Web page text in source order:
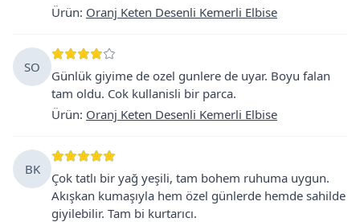
Ürün: Oranj Keten Desenli Kemerli Elbise
SO
Günlük giyime de ozel gunlere de uyar. Boyu falan
tam oldu. Cok kullanisli bir parca.
Ürün: Oranj Keten Desenli Kemerli Elbise
BK
Çok tatlı bir yağ yeşili, tam bohem ruhuma uygun.
Akışkan kumaşıyla hem özel günlerde hemde sahilde
giyilebilir. Tam bi kurtarıcı.